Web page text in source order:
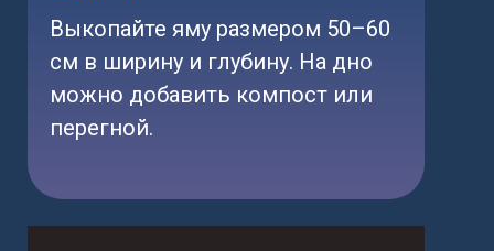
Выкопайте яму размером 50–60
см в ширину и глубину. На дно
можно добавить компост или
перегной.